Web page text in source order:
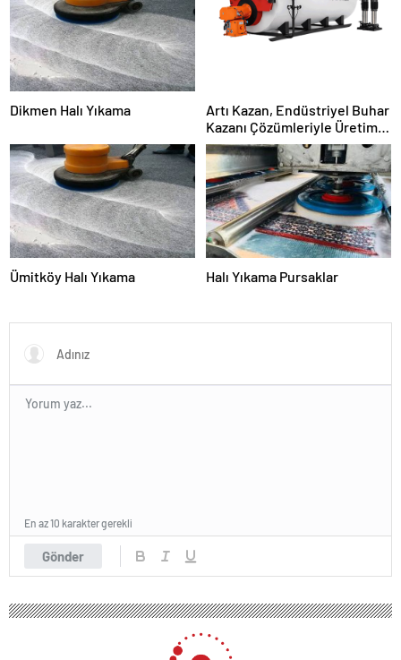
Dikmen Halı Yıkama
Artı Kazan, Endüstriyel Buhar
Kazanı Çözümleriyle Üretim
Tesislerine Verimli Sistemler
Sunuyor
Ümitköy Halı Yıkama Halı Yıkama Pursaklar
Gönder
En az 10 karakter gerekli